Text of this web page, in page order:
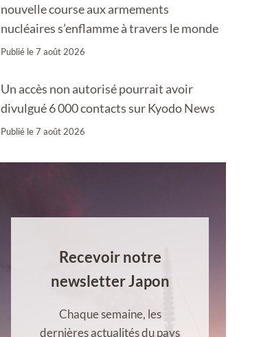
nouvelle course aux armements
nucléaires s’enflamme à travers le monde
Publié le7 août 2026
Un accès non autorisé pourrait avoir
divulgué 6 000 contacts sur Kyodo News
Publié le7 août 2026
Recevoir notre
newsletter Japon
Chaque semaine, les
dernières actualités du pays